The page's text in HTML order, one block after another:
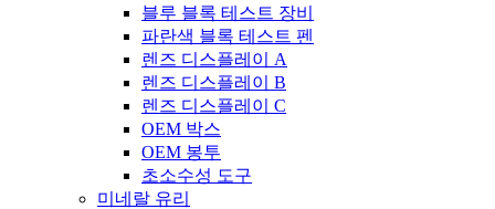
블루 블록 테스트 장비
파란색 블록 테스트 펜
렌즈 디스플레이 A
렌즈 디스플레이 B
렌즈 디스플레이 C
OEM 박스
OEM 봉투
초소수성 도구
미네랄 유리